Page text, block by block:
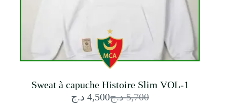
Sweat à capuche Histoire Slim VOL-1
5,700 د.ج
Le
4,500 د.ج
Le